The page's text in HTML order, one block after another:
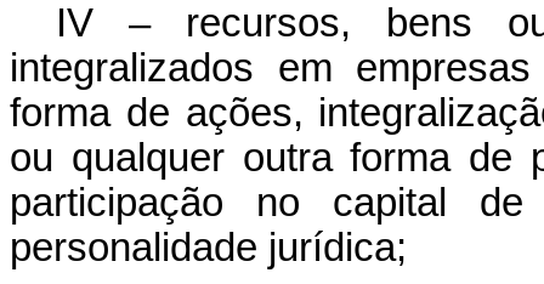
IV – recursos, bens
integralizados em
forma de ações,
ou qualquer outra forma de
participação no capital
personalidade jurídica;